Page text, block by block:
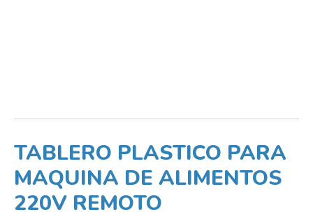
TABLERO PLASTICO PARA
MAQUINA DE ALIMENTOS
220V REMOTO